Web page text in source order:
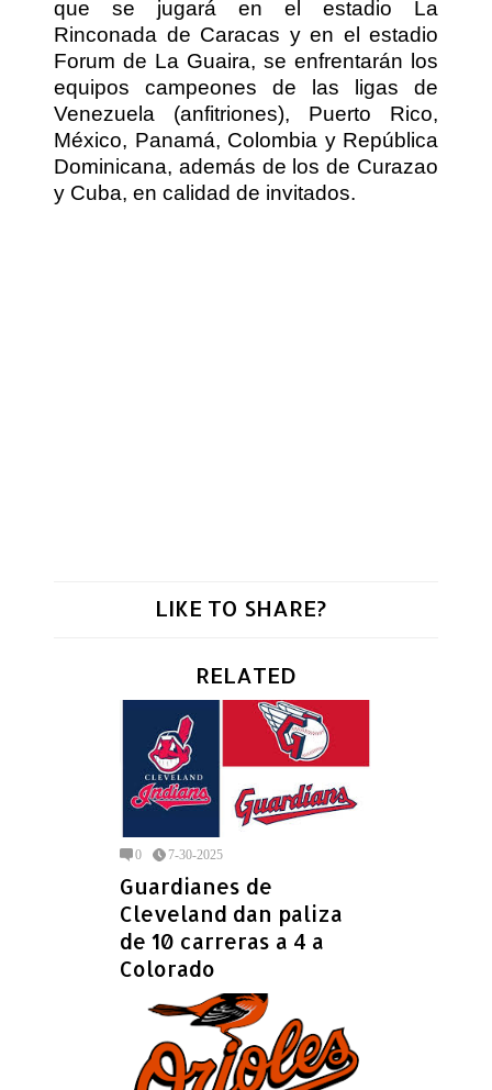
que se jugará en el estadio La
Rinconada de Caracas y en el estadio
Forum de La Guaira, se enfrentarán los
equipos campeones de las ligas de
Venezuela (anfitriones), Puerto Rico,
México, Panamá, Colombia y República
Dominicana, además de los de Curazao
y Cuba, en calidad de invitados.
LIKE TO SHARE?
RELATED
0 7-30-2025
Guardianes de
Cleveland dan paliza
de 10 carreras a 4 a
Colorado